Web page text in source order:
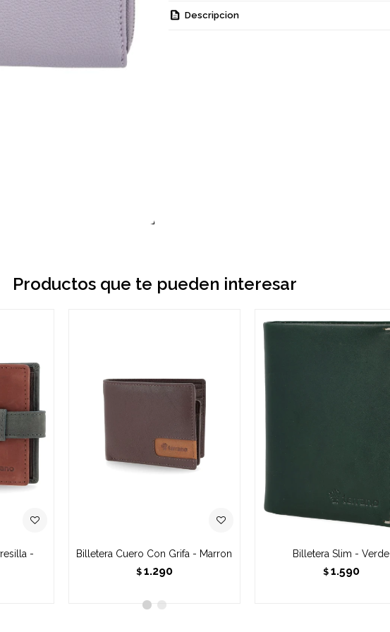
Descripcion
Productos que te pueden interesar
-
Billetera Cuero Con Grifa - Marron
$ 1.290
Billetera Slim - Verde
$ 1.590